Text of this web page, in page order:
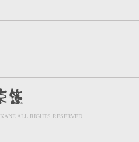
ALL RIGHTS RESERVED.